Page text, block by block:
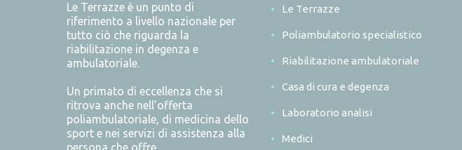
Le Terrazze è un punto di
riferimento a livello nazionale per
tutto ciò che riguarda la
riabilitazione in degenza e
ambulatoriale.
Un primato di eccellenza che si
ritrova anche nell’offerta
poliambulatoriale, di medicina dello
sport e nei servizi di assistenza alla
persona che offre.
Le Terrazze
Poliambulatorio specialistico
Riabilitazione ambulatoriale
Casa di cura e degenza
Laboratorio analisi
Medici